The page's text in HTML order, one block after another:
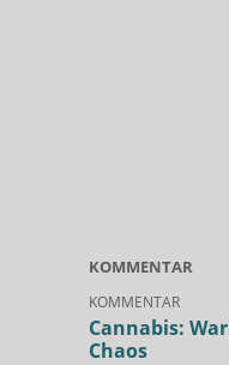
KOMMENTAR
KOMMENTAR
Cannabis:
Chaos